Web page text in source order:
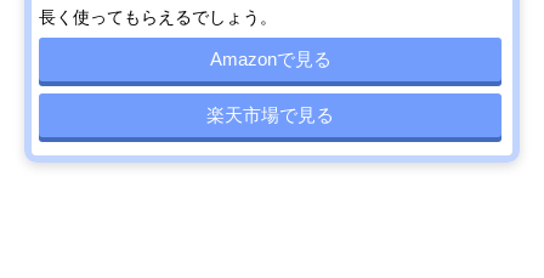
長く使ってもらえるでしょう。
Amazonで見る
楽天市場で見る